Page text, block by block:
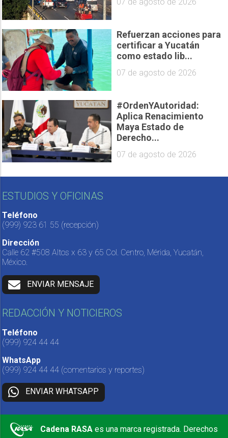
Refuerzan acciones para
certificar a Yucatán
como estado lib...
07 de agosto de 2026
#OrdenYAutoridad:
Aplica Renacimiento
Maya Estado de
Derecho...
07 de agosto de 2026
ESTUDIOS Y OFICINAS
Teléfono
(999) 923 61 55 (recepción)
Dirección
Calle 62 #508 Altos x 63 y 65 Col. Centro, Mérida, Yucatán,
México.
ENVIAR MENSAJE
REDACCIÓN Y NOTICIEROS
Teléfono
(999) 924 44 44
WhatsApp
(999) 924 44 44 (comentarios y reportes)
ENVIAR WHATSAPP
Cadena RASA es una marca registrada. Derechos